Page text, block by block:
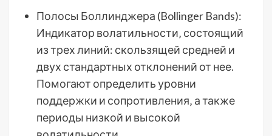
Полосы Боллинджера (Bollinger Bands):
Индикатор волатильности‚ состоящий
из трех линий: скользящей средней и
двух стандартных отклонений от нее.
Помогают определить уровни
поддержки и сопротивления‚ а также
периоды низкой и высокой